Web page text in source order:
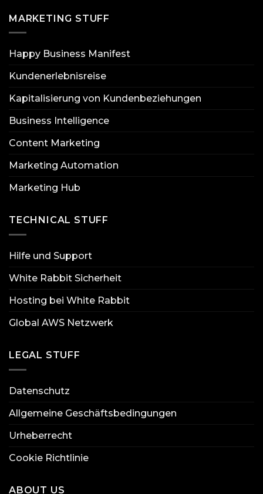
MARKETING STUFF
Happy Business Manifest
Kundenerlebnisreise
Kapitalisierung von Kundenbeziehungen
Business Intelligence
Content Marketing
Marketing Automation
Marketing Hub
TECHNICAL STUFF
Hilfe und Support
White Rabbit Sicherheit
Hosting bei White Rabbit
Global AWS Netzwerk
LEGAL STUFF
Datenschutz
Allgemeine Geschäftsbedingungen
Urheberrecht
Cookie Richtlinie
ABOUT US